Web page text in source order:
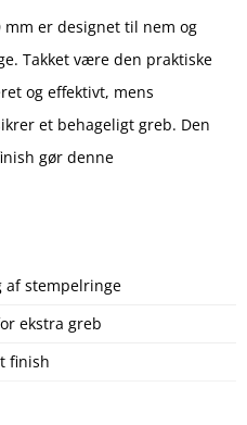
mm er designet til nem og
Takket være den praktiske
og effektivt, mens
et behageligt greb. Den
gør denne
af stempelringe
ekstra greb
finish